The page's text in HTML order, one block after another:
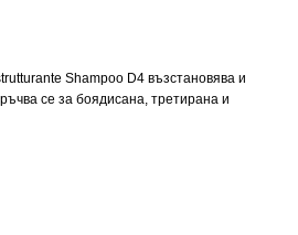
Shampoo D4 възстановява и
се за боядисана, третирана и